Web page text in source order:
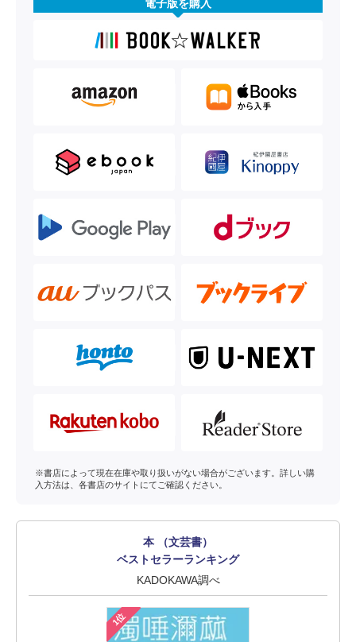
電子版を購入
※書店によって現在在庫や取り扱いがない場合がございます。詳しい購
入方法は、各書店のサイトにてご確認ください。
本 （文芸書）
ベストセラーランキング
KADOKAWA調べ
1位